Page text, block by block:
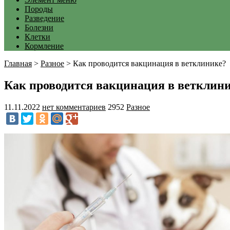
Породы
Разведение
Болезни
Клетки
Кормление
Главная > Разное > Как проводится вакцинация в ветклинике?
Как проводится вакцинация в
11.11.2022 нет комментариев 2952 Разное